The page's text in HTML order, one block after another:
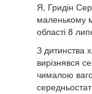
Я, Гридін
маленькому
області 8
З дитинства
вирізнявся
чималою